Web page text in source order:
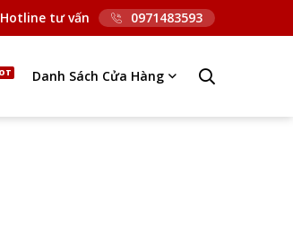
Hotline tư vấn 0971483593
Danh Sách Cửa Hàng